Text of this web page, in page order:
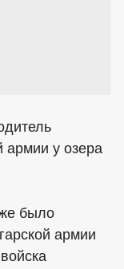
армии у озера
было
армии